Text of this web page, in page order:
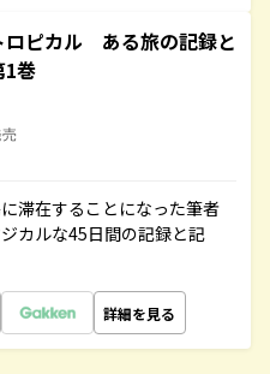
ロピカル ある旅の記録と
巻
滞在することになった筆者
カルな45日間の記録と記
詳細を見る